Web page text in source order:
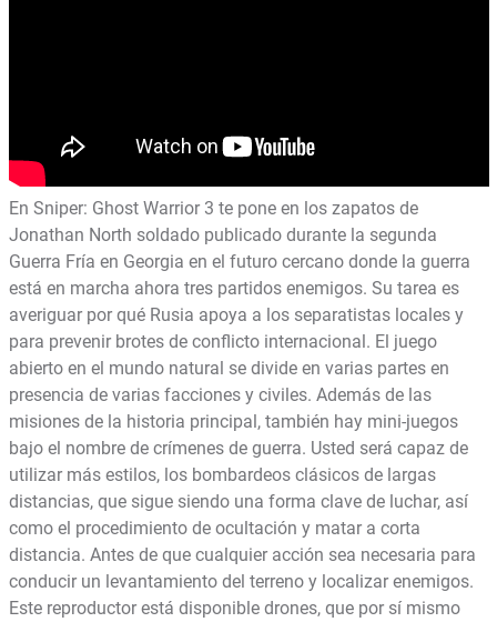
En Sniper: Ghost Warrior 3 te pone en los zapatos de
Jonathan North soldado publicado durante la segunda
Guerra Fría en Georgia en el futuro cercano donde la guerra
está en marcha ahora tres partidos enemigos. Su tarea es
averiguar por qué Rusia apoya a los separatistas locales y
para prevenir brotes de conflicto internacional. El juego
abierto en el mundo natural se divide en varias partes en
presencia de varias facciones y civiles. Además de las
misiones de la historia principal, también hay mini-juegos
bajo el nombre de crímenes de guerra. Usted será capaz de
utilizar más estilos, los bombardeos clásicos de largas
distancias, que sigue siendo una forma clave de luchar, así
como el procedimiento de ocultación y matar a corta
distancia. Antes de que cualquier acción sea necesaria para
conducir un levantamiento del terreno y localizar enemigos.
Este reproductor está disponible drones, que por sí mismo